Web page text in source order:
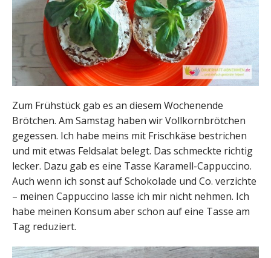
Zum Frühstück gab es an diesem Wochenende
Brötchen. Am Samstag haben wir Vollkornbrötchen
gegessen. Ich habe meins mit Frischkäse bestrichen
und mit etwas Feldsalat belegt. Das schmeckte richtig
lecker. Dazu gab es eine Tasse Karamell-Cappuccino.
Auch wenn ich sonst auf Schokolade und Co. verzichte
– meinen Cappuccino lasse ich mir nicht nehmen. Ich
habe meinen Konsum aber schon auf eine Tasse am
Tag reduziert.